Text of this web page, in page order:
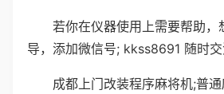
若你在仪器使用上需要帮助，
导，添加微信号; kkss8691 随时交
成都上门改装程序麻将机;普